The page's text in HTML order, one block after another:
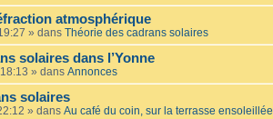
atmosphérique
» dans Théorie des cadrans solaires
solaires dans l’Yonne
» dans Annonces
solaires
» dans Au café du coin, sur la terrasse ensoleillée